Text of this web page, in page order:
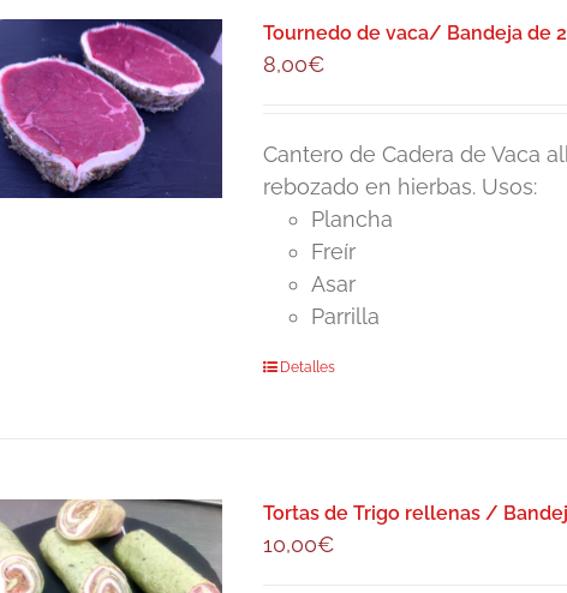
Tournedo de vaca/ Bandeja de
8,00€
Cantero de Cadera de Vaca
rebozado en hierbas. Usos:
Plancha
Freír
Asar
Parrilla
Detalles
Tortas de Trigo rellenas /
10,00€